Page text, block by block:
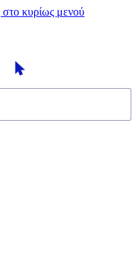
κυρίως μενού